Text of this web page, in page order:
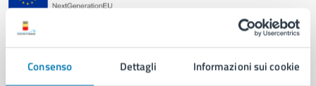
Consenso Dettagli Informazioni sui cookie